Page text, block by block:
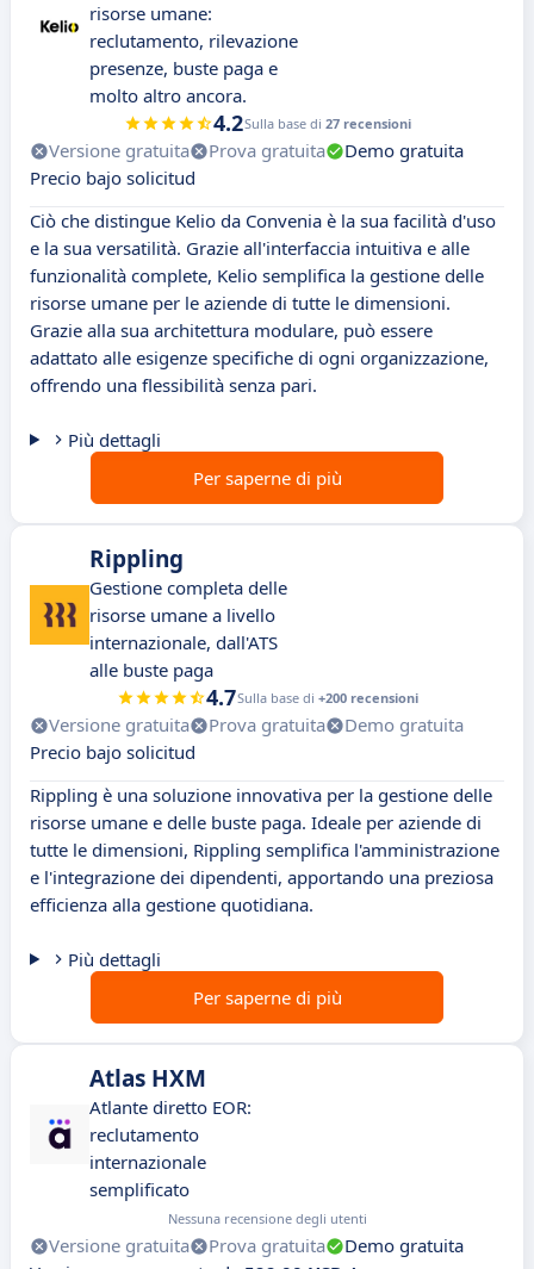
risorse umane:
reclutamento, rilevazione
presenze, buste paga e
molto altro ancora.
4.2Sulla base di 27 recensioni
Versione gratuita Prova gratuita
Demo gratuita
Precio bajo solicitud
Ciò che distingue Kelio da Convenia è la sua facilità d'uso
e la sua versatilità. Grazie all'interfaccia intuitiva e alle
funzionalità complete, Kelio semplifica la gestione delle
risorse umane per le aziende di tutte le dimensioni.
Grazie alla sua architettura modulare, può essere
adattato alle esigenze specifiche di ogni organizzazione,
offrendo una flessibilità senza pari.
Più dettagli
Per saperne di più
Rippling
Gestione completa delle
risorse umane a livello
internazionale, dall'ATS
alle buste paga
4.7Sulla base di +200 recensioni
Versione gratuita Prova gratuita
Demo gratuita
Precio bajo solicitud
Rippling è una soluzione innovativa per la gestione delle
risorse umane e delle buste paga. Ideale per aziende di
tutte le dimensioni, Rippling semplifica l'amministrazione
e l'integrazione dei dipendenti, apportando una preziosa
efficienza alla gestione quotidiana.
Più dettagli
Per saperne di più
Atlas HXM
Atlante diretto EOR:
reclutamento
internazionale
semplificato
Nessuna recensione degli utenti
Versione gratuita Prova gratuita
Demo gratuita